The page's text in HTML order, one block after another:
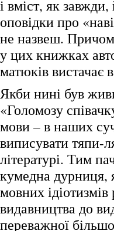
і вміст, як
оповідки про
не назвеш.
у цих книжках
матюків вистачає
Якби нині був
«Голомозу
мови – в наших
виписувати тяпи-
літературі. Тим
кумедна дурниця,
мовних
видавництва до
переважної